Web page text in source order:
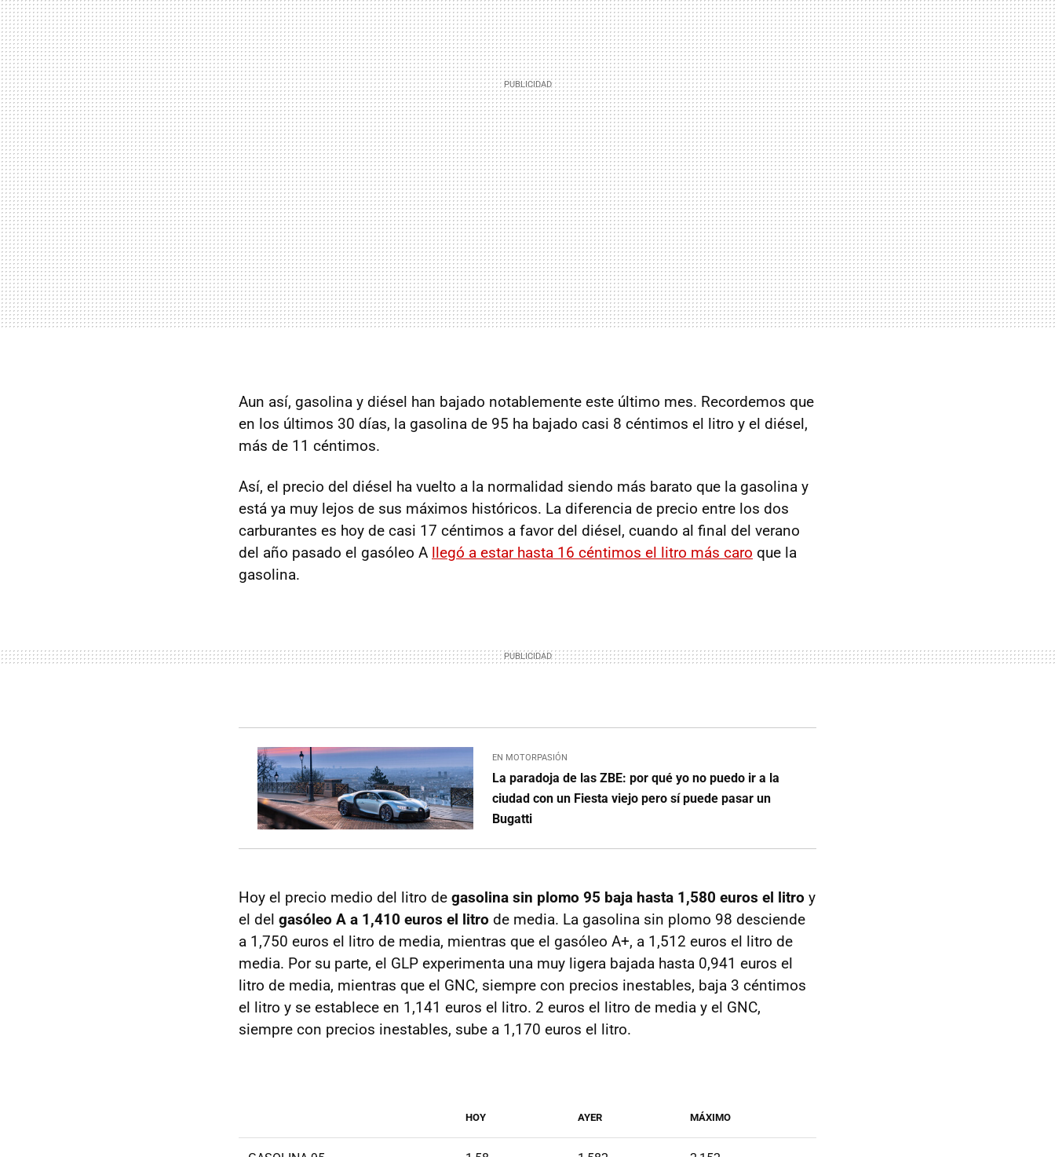
Aun así, gasolina y diésel han bajado notablemente este último mes. Recordemos que
en los últimos 30 días, la gasolina de 95 ha bajado casi 8 céntimos el litro y el diésel,
más de 11 céntimos.
Así, el precio del diésel ha vuelto a la normalidad siendo más barato que la gasolina y
está ya muy lejos de sus máximos históricos. La diferencia de precio entre los dos
carburantes es hoy de casi 17 céntimos a favor del diésel, cuando al final del verano
del año pasado el gasóleo A llegó a estar hasta 16 céntimos el litro más caro que la
gasolina.
EN MOTORPASIÓN
La paradoja de las ZBE: por qué yo no puedo ir a la
ciudad con un Fiesta viejo pero sí puede pasar un
Bugatti
Hoy el precio medio del litro de gasolina sin plomo 95 baja hasta 1,580 euros el litro y
el del gasóleo A a 1,410 euros el litro de media. La gasolina sin plomo 98 desciende
a 1,750 euros el litro de media, mientras que el gasóleo A+, a 1,512 euros el litro de
media. Por su parte, el GLP experimenta una muy ligera bajada hasta 0,941 euros el
litro de media, mientras que el GNC, siempre con precios inestables, baja 3 céntimos
el litro y se establece en 1,141 euros el litro. 2 euros el litro de media y el GNC,
siempre con precios inestables, sube a 1,170 euros el litro.
HOY AYER MÁXIMO